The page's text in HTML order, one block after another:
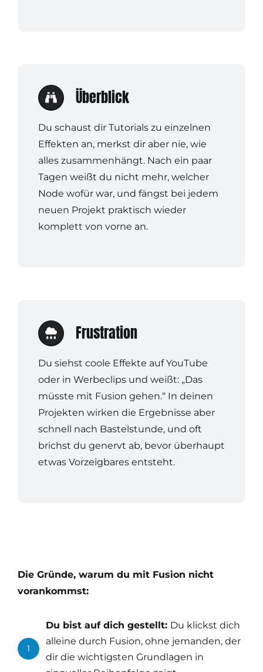
Überblick
Du schaust dir Tutorials zu einzelnen
Effekten an, merkst dir aber nie, wie
alles zusammenhängt. Nach ein paar
Tagen weißt du nicht mehr, welcher
Node wofür war, und fängst bei jedem
neuen Projekt praktisch wieder
komplett von vorne an.
Frustration
Du siehst coole Effekte auf YouTube
oder in Werbeclips und weißt: „Das
müsste mit Fusion gehen.“ In deinen
Projekten wirken die Ergebnisse aber
schnell nach Bastelstunde, und oft
brichst du genervt ab, bevor überhaupt
etwas Vorzeigbares entsteht.
Die Gründe, warum du mit Fusion nicht
vorankommst:
1
Du bist auf dich gestellt: Du klickst dich
alleine durch Fusion, ohne jemanden, der
dir die wichtigsten Grundlagen in